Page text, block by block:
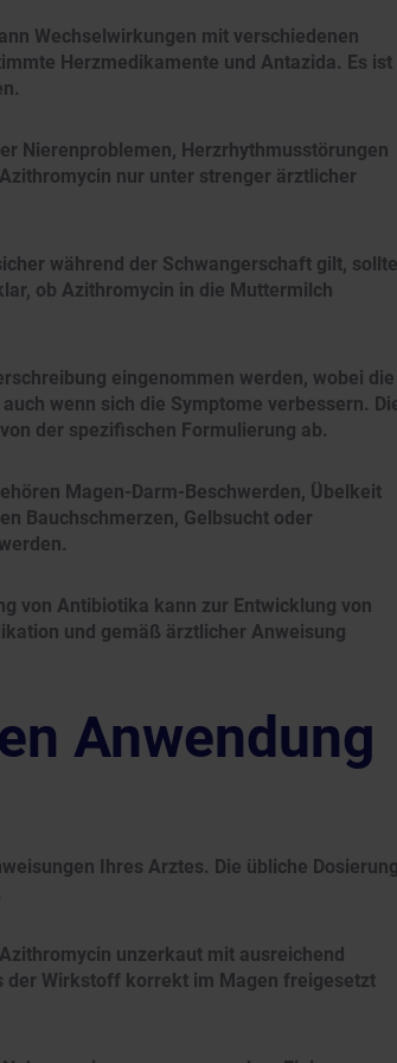
Wechselwirkungen mit verschiedenen
Herzmedikamente und Antazida. Es ist
Nierenproblemen, Herzrhythmusstörungen
nur unter strenger ärztlicher
während der Schwangerschaft gilt, sollte
ob Azithromycin in die Muttermilch
eingenommen werden, wobei die
wenn sich die Symptome verbessern.
der spezifischen Formulierung ab.
Magen-Darm-Beschwerden, Übelkeit
Bauchschmerzen, Gelbsucht oder
von Antibiotika kann zur Entwicklung von
und gemäß ärztlicher Anweisung
Anwendung
Ihres Arztes. Die übliche
unzerkaut mit ausreichend
der Wirkstoff korrekt im Magen freigesetzt